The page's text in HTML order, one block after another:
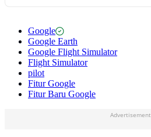
Google
Google Earth
Google Flight Simulator
Flight Simulator
pilot
Fitur Google
Fitur Baru Google
Advertisement